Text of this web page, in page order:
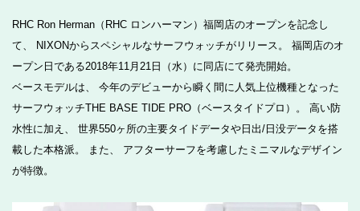
RHC Ron Herman（RHC ロンハーマン）福岡店のオープンを記念し
て、 NIXONからスペシャルなサーフウォッチがリリース。 福岡店のオ
ープン日である2018年11月21日（水）に同店にて発売開始。
ベースモデルは、 今年のデビューから瞬く間に人気上位機種となった
サーフウォッチTHE BASE TIDE PRO（ベースタイドプロ）。 高い防
水性に加え、 世界550ヶ所の主要タイドデータや日出/日没データを搭
載した本格派。 また、 アフターサーフを考慮したミニマルなデザイン
が特徴。